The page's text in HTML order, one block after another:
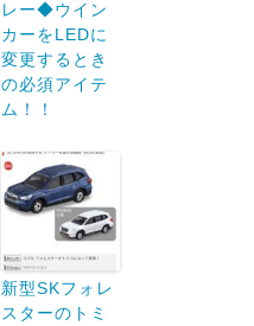
レー◆ウイン
カーをLEDに
変更するとき
の必須アイテ
ム！！
新型SKフォレ
スターのトミ